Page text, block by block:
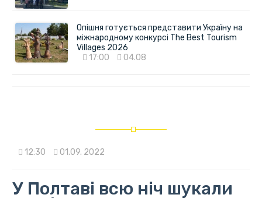
Опішня готується представити Україну на
міжнародному конкурсі The Best Tourism
Villages 2026
17:00
04.08
12:30 01.09. 2022
У Полтаві всю ніч шукали